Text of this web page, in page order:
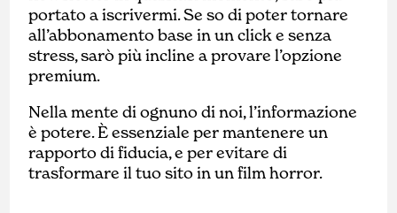
portato a iscrivermi. Se so di poter tornare
all’abbonamento base in un click e senza
stress, sarò più incline a provare l’opzione
premium.
Nella mente di ognuno di noi, l’informazione
è potere. È essenziale per mantenere un
rapporto di fiducia, e per evitare di
trasformare il tuo sito in un film horror.